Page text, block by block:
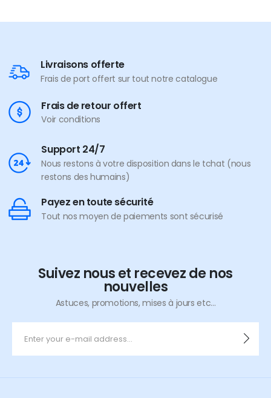
Livraisons offerte
Frais de port offert sur tout notre catalogue
Frais de retour offert
Voir conditions
Support 24/7
Nous restons à votre disposition dans le tchat (nous
restons des humains)
Payez en toute sécurité
Tout nos moyen de paiements sont sécurisé
Suivez nous et recevez de nos
nouvelles
Astuces, promotions, mises à jours etc...